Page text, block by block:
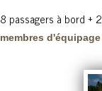
8 passagers à bord + 2
membres d'équipage